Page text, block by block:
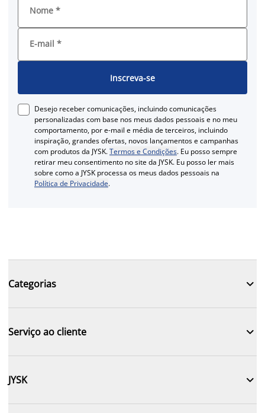
Nome *
E-mail *
Inscreva-se
Desejo receber comunicações, incluindo comunicações
personalizadas com base nos meus dados pessoais e no meu
comportamento, por e-mail e média de terceiros, incluindo
inspiração, grandes ofertas, novos lançamentos e campanhas
com produtos da JYSK.Termos e Condições. Eu posso sempre
retirar meu consentimento no site da JYSK. Eu posso ler mais
sobre como a JYSK processa os meus dados pessoais na
Política de Privacidade.
Categorias 
Serviço ao cliente 
JYSK 